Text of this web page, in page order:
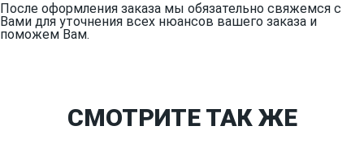
После оформления заказа мы обязательно свяжемся с
Вами для уточнения всех нюансов вашего заказа и
поможем Вам.
СМОТРИТЕ ТАК ЖЕ